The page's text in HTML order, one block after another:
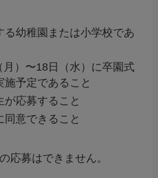
る幼稚園または小学校であ
月）〜18日（水）に卒園式
施予定であること
応募すること
同意できること
応募はできません。